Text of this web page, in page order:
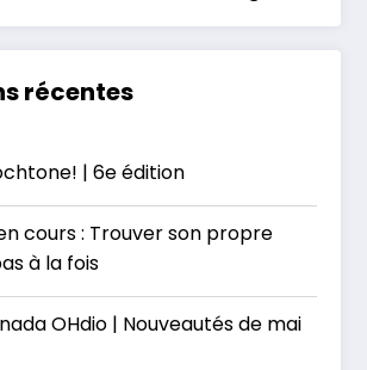
au
le
Petit conte, grand
héritage
récentes
| 6e édition
cours : Trouver son propre
à la fois
OHdio | Nouveautés de mai